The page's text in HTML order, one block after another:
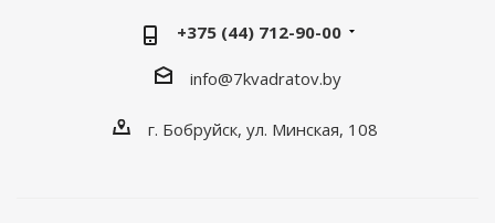
+375 (44) 712-90-00
info@7kvadratov.by
г. Бобруйск, ул. Минская, 108